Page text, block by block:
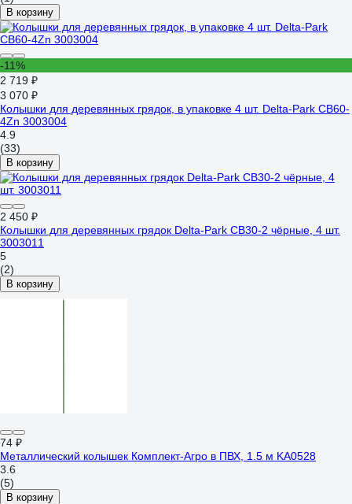
В корзину
-11%
2 719 ₽
3 070 ₽
Колышки для деревянных грядок, в упаковке 4 шт. Delta-Park CB60-
4Zn 3003004
4.9
(33)
В корзину
2 450 ₽
Колышки для деревянных грядок Delta-Park CB30-2 чёрные, 4 шт.
3003011
5
(2)
В корзину
74 ₽
Металлический колышек Комплект-Агро в ПВХ, 1.5 м KA0528
3.6
(5)
В корзину